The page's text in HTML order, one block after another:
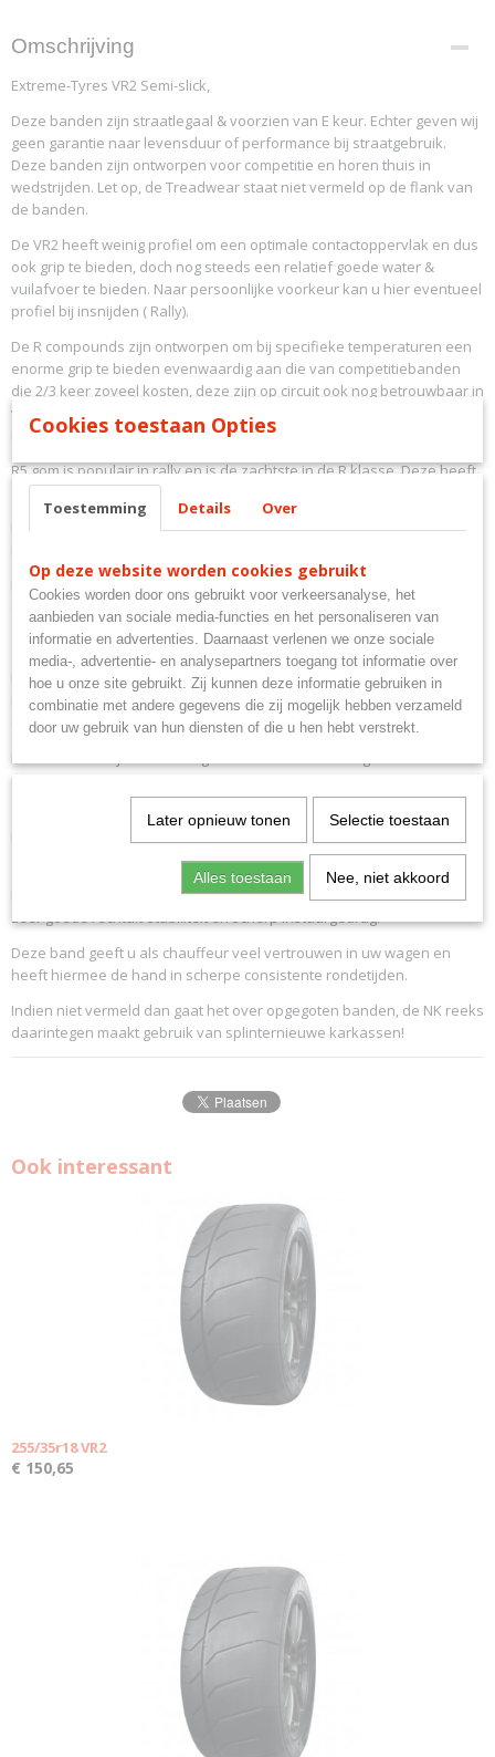
Omschrijving
Extreme-Tyres VR2 Semi-slick,
Deze banden zijn straatlegaal & voorzien van E keur. Echter geven wij
geen garantie naar levensduur of performance bij straatgebruik.
Deze banden zijn ontworpen voor competitie en horen thuis in
wedstrijden. Let op, de Treadwear staat niet vermeld op de flank van
de banden.
De VR2 heeft weinig profiel om een optimale contactoppervlak en dus
ook grip te bieden, doch nog steeds een relatief goede water &
vuilafvoer te bieden. Naar persoonlijke voorkeur kan u hier eventueel
profiel bij insnijden ( Rally).
De R compounds zijn ontworpen om bij specifieke temperaturen een
enorme grip te bieden evenwaardig aan die van competitiebanden
die 2/3 keer zoveel kosten, deze zijn op circuit ook nog betrouwbaar in
vochtige omstandigheden, maar verwacht niet de grip van een pure
regenband.
R5 gom is populair in rally en is de zachtste in de R klasse. Deze heeft
zijn optimale grip vanaf +-15°c tot 50°.
R7 gom is evengoed populair in rally, time attack en circuit. dit is de
R9 is de harde gom, deze is de band bij uitstek voor circuitgebruik met
een optimale grip vanaf 50°C tot 110°C
De S of V compounds zijn driftbanden, deze hebben minder
mechanische grip maar gaan op hun beurt langer mee dan de R of W
compounds.
reactiesnelheid en een goede feedback van de banden naar het
Dankzij het ontwerp en ontwikkeling van de banden bieden deze hun
optimale grip van begin tot het einde van hun levensduur.
Met zijn assymetrisch design en volle schouder biedt deze band een
zeer goede rechtuit-stabiliteit en scherp instuurgedrag.
Deze band geeft u als chauffeur veel vertrouwen in uw wagen en
heeft hiermee de hand in scherpe consistente rondetijden.
Indien niet vermeld dan gaat het over opgegoten banden, de NK reeks
daarintegen maakt gebruik van splinternieuwe karkassen!
Ook interessant
255/35r18 VR2
€ 150,65
Cookies toestaan Opties
Toestemming Details Over
Op deze website worden cookies gebruikt
Cookies worden door ons gebruikt voor verkeersanalyse, het
aanbieden van sociale media-functies en het personaliseren van
informatie en advertenties. Daarnaast verlenen we onze sociale
media-, advertentie- en analysepartners toegang tot informatie over
hoe u onze site gebruikt. Zij kunnen deze informatie gebruiken in
combinatie met andere gegevens die zij mogelijk hebben verzameld
door uw gebruik van hun diensten of die u hen hebt verstrekt.
Later opnieuw tonen Selectie toestaan
Alles toestaan Nee, niet akkoord